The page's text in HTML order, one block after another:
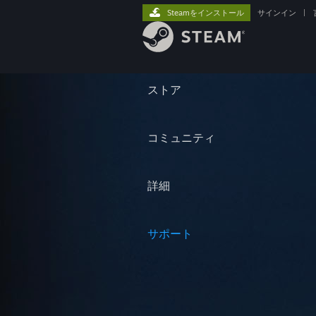
ストア
コミュニティ
詳細
サポート
Steamをインストール サインイン